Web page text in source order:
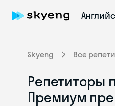
Skyeng Все
Репетиторы
Премиум